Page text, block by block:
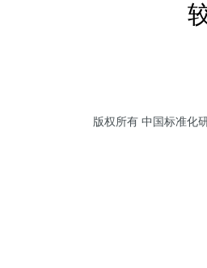
版权所有 中国标准化